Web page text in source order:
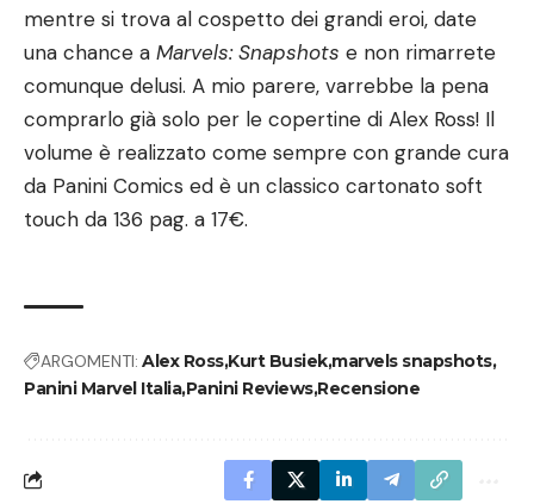
mentre si trova al cospetto dei grandi eroi, date
una chance a Marvels: Snapshots e non rimarrete
comunque delusi. A mio parere, varrebbe la pena
comprarlo già solo per le copertine di Alex Ross! Il
volume è realizzato come sempre con grande cura
da Panini Comics ed è un classico cartonato soft
touch da 136 pag. a 17€.
ARGOMENTI: Alex RossKurt Busiekmarvels snapshots
Panini Marvel ItaliaPanini ReviewsRecensione